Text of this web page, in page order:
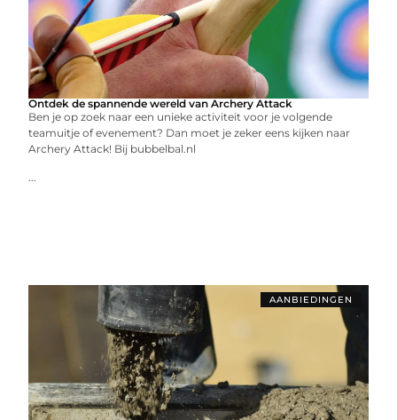
Ontdek de spannende wereld van Archery Attack
Ben je op zoek naar een unieke activiteit voor je volgende
teamuitje of evenement? Dan moet je zeker eens kijken naar
Archery Attack! Bij bubbelbal.nl
...
AANBIEDINGEN